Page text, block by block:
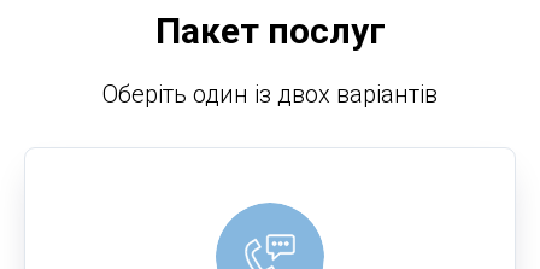
Пакет послуг
Оберіть один із двох варіантів